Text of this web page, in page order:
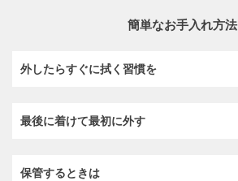
簡単なお手入れ方法
外したらすぐに拭く習慣を
最後に着けて最初に外す
保管するときは